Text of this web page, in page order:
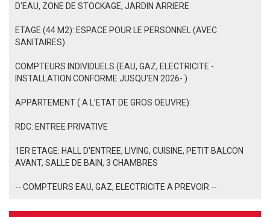
D'EAU, ZONE DE STOCKAGE, JARDIN ARRIERE
ETAGE (44 M2): ESPACE POUR LE PERSONNEL (AVEC
SANITAIRES)
COMPTEURS INDIVIDUELS (EAU, GAZ, ELECTRICITE -
INSTALLATION CONFORME JUSQU'EN 2026- )
APPARTEMENT ( A L'ETAT DE GROS OEUVRE):
RDC: ENTREE PRIVATIVE
1ER ETAGE: HALL D'ENTREE, LIVING, CUISINE, PETIT BALCON
AVANT, SALLE DE BAIN, 3 CHAMBRES
-- COMPTEURS EAU, GAZ, ELECTRICITE A PREVOIR --